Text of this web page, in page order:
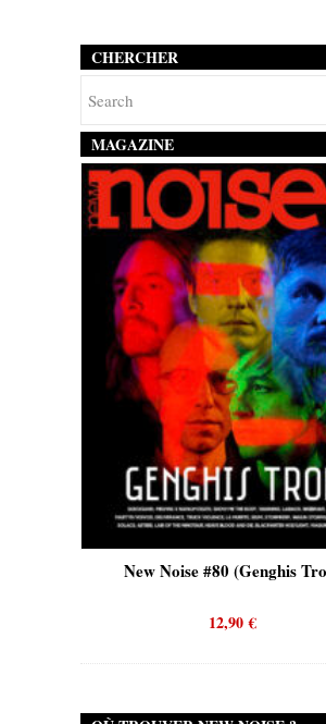
CHERCHER
MAGAZINE
New Noise #80 (Genghis Tron)
12,90€